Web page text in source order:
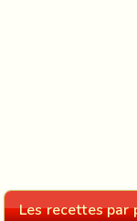
Les recettes par